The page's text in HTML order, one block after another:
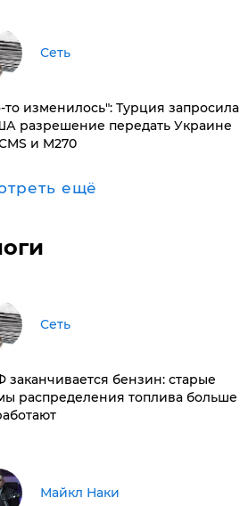
Сеть
то изменилось": Турция запросила
разрешение передать Украине
и M270
ещё
Сеть
заканчивается бензин: старые
распределения топлива больше
Майкл Наки